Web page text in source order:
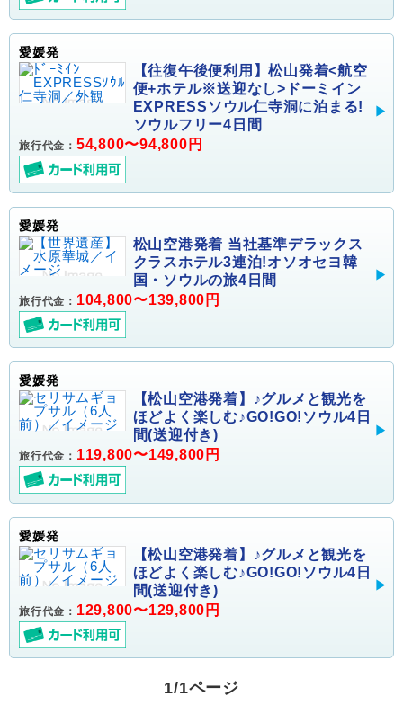
愛媛発
【往復午後便利用】松山発着<航空
便+ホテル※送迎なし>ドーミイン
EXPRESSソウル仁寺洞に泊まる!
ソウルフリー4日間
旅行代金： 54,800〜94,800円
愛媛発
松山空港発着 当社基準デラックス
クラスホテル3連泊!オソオセヨ韓
国・ソウルの旅4日間
旅行代金： 104,800〜139,800円
愛媛発
【松山空港発着】♪グルメと観光を
ほどよく楽しむ♪GO!GO!ソウル4日
間(送迎付き)
旅行代金： 119,800〜149,800円
愛媛発
【松山空港発着】♪グルメと観光を
ほどよく楽しむ♪GO!GO!ソウル4日
間(送迎付き)
旅行代金： 129,800〜129,800円
1/1ページ